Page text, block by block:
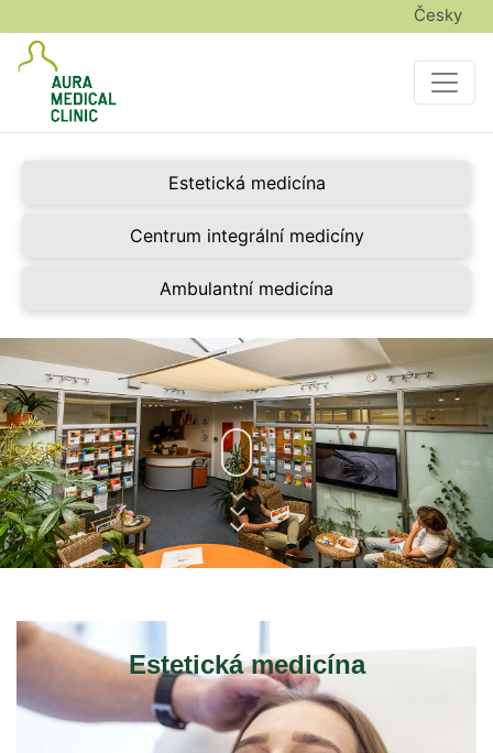
Česky
Estetická medicína
Centrum integrální medicíny
Ambulantní medicína
Estetická medicína